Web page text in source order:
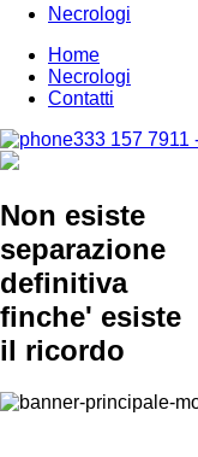
Necrologi
Home
Necrologi
Contatti
333 157 7911
Non esiste
separazione
definitiva
finche' esiste
il ricordo